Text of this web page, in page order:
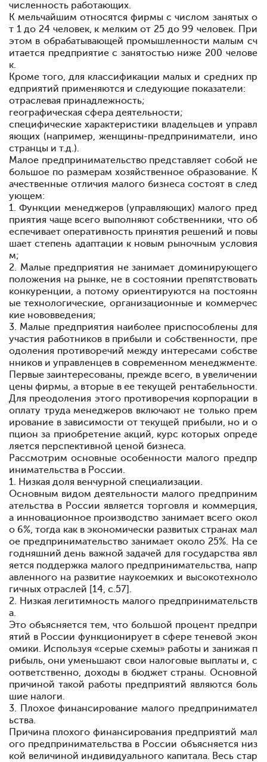
численность работающих.
К мельчайшим относятся фирмы с числом занятых о
т 1 до 24 человек, к мелкимот 25 до 99 человек. При
этом в обрабатывающей промышленности малым сч
итается предприятие с занятостью ниже 200 челове
к.
Кроме того, для классификации малых и средних пр
едприятий применяются и следующие показатели:
отраслевая принадлежность;
географическая сфера деятельности;
специфические характеристики владельцев и управл
яющих (например, женщины-предприниматели, ино
странцы и т.д.).
Малое предпринимательство представляет собой не
большое по размерам хозяйственное образование. К
ачественные отличия малого бизнеса состоят в след
ующем:
1. Функции менеджеров (управляющих) малого пред
приятия чаще всего выполняют собственники, что об
еспечивает оперативность принятия решений и повы
шает степень адаптации к новым рыночным условия
м;
2. Малые предприятия не занимает доминирующего
положения на рынке, не в состоянии препятствовать
конкуренции, а потому ориентируются на постоянн
ые технологические, организационные и коммерчес
кие нововведения;
3. Малые предприятия наиболее приспособлены для
участия работников в прибыли и собственности, пре
одоления противоречий между интересами собстве
нников и управленцев в современном менеджменте.
Первые заинтересованы, прежде всего, в увеличении
цены фирмы, а вторые в ее текущей рентабельности.
Для преодоления этого противоречия корпорации в
оплату труда менеджеров включают не только прем
ирование в зависимости от текущей прибыли, но и о
пцион за приобретение акций, курс которых опреде
ляется перспективной ценой бизнеса.
Рассмотрим основные особенности малого предпр
инимательства в России.
1. Низкая доля венчурной специализации.
Основным видом деятельности малого предприним
ательства в России является торговля и коммерция,
а инновационное производство занимает всего окол
о 6%, тогда как в экономически развитых странах мал
ое предпринимательство занимает около 25%. На се
годняшний день важной задачей для государства явл
яется поддержка малого предпринимательства, напр
авленного на развитие наукоемких и высокотехноло
гичных отраслей [14, с.57].
2. Низкая легитимность малого предпринимательств
а.
Это объясняется тем, что большой процент предпри
ятий в России функционирует в сфере теневой экон
омики. Используя «серые схемы» работы и занижая п
рибыль, они уменьшают свои налоговые выплаты и, с
оответственно, доходы в бюджет страны. Основной
причиной такой работы предприятий являются боль
шие налоги.
3. Плохое финансирование малого предпринимател
ьства.
Причина плохого финансирования предприятий мал
ого предпринимательства в России объясняется низ
кой величиной индивидуального капитала. Весь стар